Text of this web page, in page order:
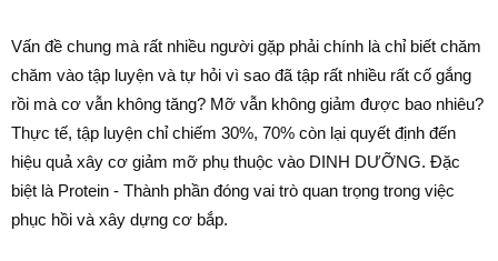
Vấn đề chung mà rất nhiều người gặp phải chính là chỉ biết chăm
chăm vào tập luyện và tự hỏi vì sao đã tập rất nhiều rất cố gắng
rồi mà cơ vẫn không tăng? Mỡ vẫn không giảm được bao nhiêu?
Thực tế, tập luyện chỉ chiếm 30%, 70% còn lại quyết định đến
hiệu quả xây cơ giảm mỡ phụ thuộc vào DINH DƯỠNG. Đặc
biệt là Protein - Thành phần đóng vai trò quan trọng trong việc
phục hồi và xây dựng cơ bắp.